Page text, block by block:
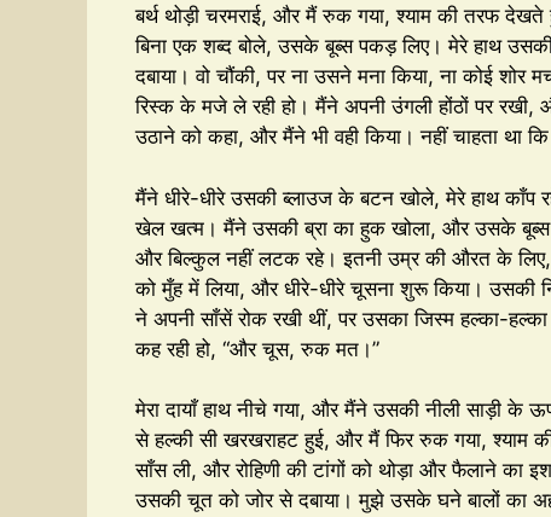
बर्थ थोड़ी चरमराई, और मैं रुक गया, श्याम की तरफ देखते
बिना एक शब्द बोले, उसके बूब्स पकड़ लिए। मेरे हाथ
दबाया। वो चौंकी, पर ना उसने मना किया, ना कोई
रिस्क के मजे ले रही हो। मैंने अपनी उंगली होंठों पर रखी,
उठाने को कहा, और मैंने भी वही किया। नहीं चाहता था
मैंने धीरे-धीरे उसकी ब्लाउज के बटन खोले, मेरे हाथ काँप
खेल खत्म। मैंने उसकी ब्रा का हुक खोला, और उसके बूब्स
और बिल्कुल नहीं लटक रहे। इतनी उम्र की औरत के लिए,
को मुँह में लिया, और धीरे-धीरे चूसना शुरू किया। उसकी
ने अपनी साँसें रोक रखी थीं, पर उसका जिस्म हल्का-
कह रही हो, “और चूस, रुक मत।”
मेरा दायाँ हाथ नीचे गया, और मैंने उसकी नीली साड़ी
से हल्की सी खरखराहट हुई, और मैं फिर रुक गया, श्याम
साँस ली, और रोहिणी की टांगों को थोड़ा और फैलाने का
उसकी चूत को जोर से दबाया। मुझे उसके घने बालों का